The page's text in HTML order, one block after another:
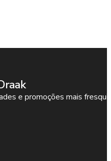
e promoções mais